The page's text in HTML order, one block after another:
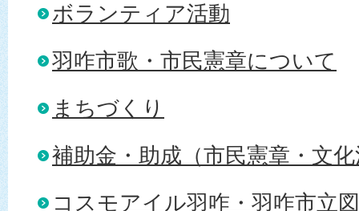
ボランティア活動
羽咋市歌・市民憲章について
まちづくり
補助金・助成（市民憲章・文
コスモアイル羽咋・羽咋市立